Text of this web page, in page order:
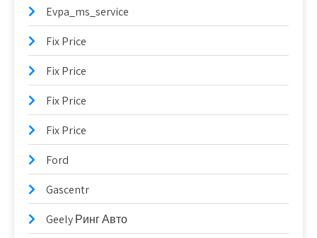
Evpa_ms_service
Fix Price
Fix Price
Fix Price
Fix Price
Ford
Gascentr
Geely Ринг Авто